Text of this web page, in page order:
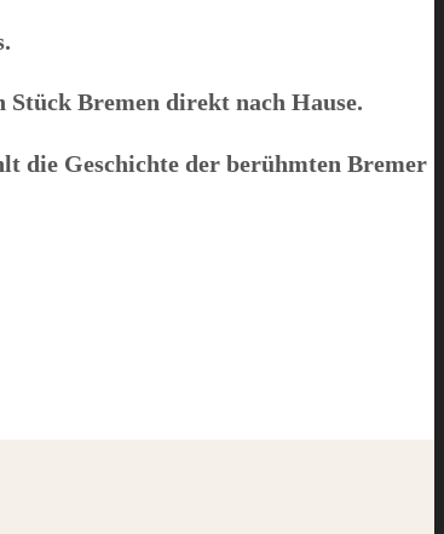
Bremen direkt nach Hause.
die Geschichte der berühmten Bremer